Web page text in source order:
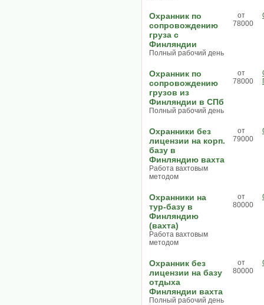
Охранник по
сопровождению
груза с
Финляндии
Полный рабочий день
от
78000
Охранник по
сопровождению
грузов из
Финляндии в СПб
Полный рабочий день
от
78000
Охранники без
лицензии на корп.
базу в
Финляндию вахта
Работа вахтовым
методом
от
79000
Охранники на
тур-базу в
Финляндию
(вахта)
Работа вахтовым
методом
от
80000
Охранник без
лицензии на базу
отдыха
Финляндии вахта
Полный рабочий день
от
80000